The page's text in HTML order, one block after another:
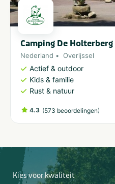
Camping De Holterberg
Nederland Overijssel
Actief & outdoor
Kids & familie
Rust & natuur
4.3 (573 beoordelingen)
Kies voor kwaliteit